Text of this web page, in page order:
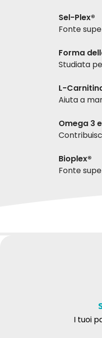
Sel-Plex®
Fonte
Forma
Studiata
L-
Aiuta a
Omega 3
Bioplex®
Fonte
I tuoi